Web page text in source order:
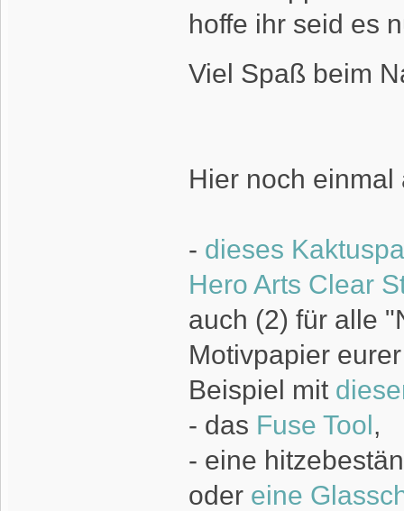
hoffe ihr seid es
Viel Spaß beim
Hier noch
- dieses
Hero Arts Clear
auch (2) für alle
Motivpapier
Beispiel mit
- das Fuse Tool,
- eine
oder eine